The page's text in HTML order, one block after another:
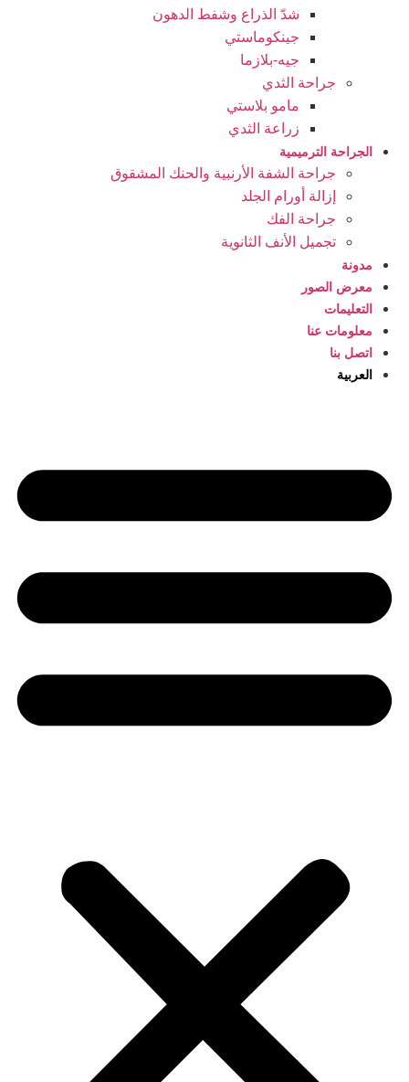
شدّ الذراع وشفط الدهون
جينكوماستي
جيه-بلازما
جراحة الثدي
مامو بلاستي
زراعة الثدي
الجراحة الترميمية
جراحة الشفة الأرنبية والحنك المشقوق
إزالة أورام الجلد
جراحة الفك
تجمیل الأنف الثانوية
مدونة
معرض الصور
التعليمات
معلومات عنا
اتصل بنا
العربية